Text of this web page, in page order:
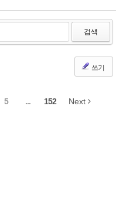
검색
쓰기
5 ... 152 Next